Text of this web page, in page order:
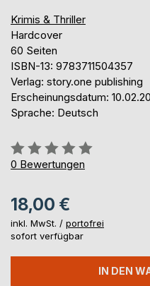
Krimis & Thriller
Hardcover
60 Seiten
ISBN-13: 9783711504357
Verlag: story.one publishing
Erscheinungsdatum:
Sprache: Deutsch
Bewertung::
0%
0 Bewertungen
18,00 €
inkl. MwSt. / portofrei
sofort verfügbar
IN DEN